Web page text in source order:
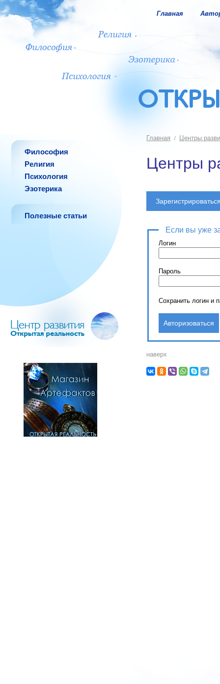
Главная
Философия
Религия
Психология
Эзотерика
Полезные статьи
Главная Центры
Центры
Если вы уже
Логин
Пароль
Сохранить логин и
наверх